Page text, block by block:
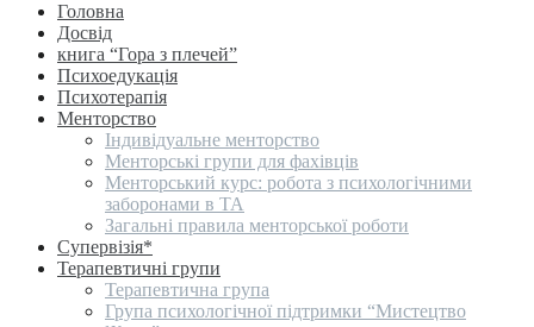
Головна
Досвід
книга “Гора з плечей”
Психоедукація
Психотерапія
Менторство
Індивідуальне менторство
Менторські групи для фахівців
Менторський курс: робота з психологічними
заборонами в ТА
Загальні правила менторської роботи
Супервізія*
Терапевтичні групи
Терапевтична група
Група психологічної підтримки “Мистецтво